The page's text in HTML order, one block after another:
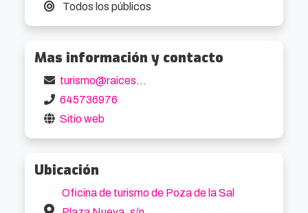
Todos los públicos
Mas información y contacto
turismo@raicesdecastilla.com
645736976
Sitio web
Ubicación
Oficina de turismo de Poza de la Sal